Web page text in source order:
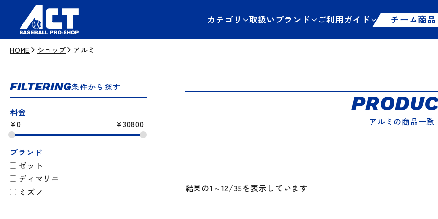
カテゴリ 取扱いブランド チーム商品
ご利用ガイド
HOME ショップ アルミ
FILTERING条件から探す
料金
¥0 ¥30800
ブランド
ゼット
ディマリニ
ミズノ
アルミの商品一覧
結果の1～12/35を表示しています